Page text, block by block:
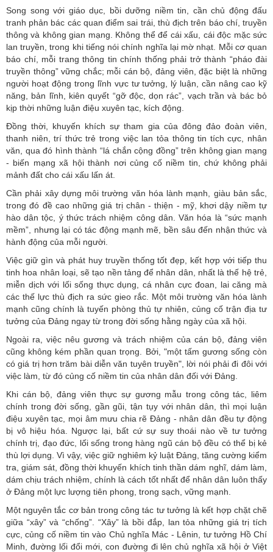
Song song với giáo dục, bồi dưỡng niềm tin, cần chủ động đấu
tranh phản bác các quan điểm sai trái, thù địch trên báo chí, truyền
thông và không gian mạng. Không thể để cái xấu, cái độc mặc sức
lan truyền, trong khi tiếng nói chính nghĩa lại mờ nhạt. Mỗi cơ quan
báo chí, mỗi trang thông tin chính thống phải trở thành “pháo đài
truyền thông” vững chắc; mỗi cán bộ, đảng viên, đặc biệt là những
người hoạt động trong lĩnh vực tư tưởng, lý luận, cần nâng cao kỹ
năng, bản lĩnh, kiên quyết “gỡ độc, dọn rác”, vạch trần và bác bỏ
kịp thời những luận điệu xuyên tạc, kích động.
Đồng thời, khuyến khích sự tham gia của đông đảo đoàn viên,
thanh niên, trí thức trẻ trong việc lan tỏa thông tin tích cực, nhân
văn, qua đó hình thành “lá chắn cộng đồng” trên không gian mạng
- biến mạng xã hội thành nơi củng cố niềm tin, chứ không phải
mảnh đất cho cái xấu lấn át.
Cần phải xây dựng môi trường văn hóa lành mạnh, giàu bản sắc,
trong đó đề cao những giá trị chân - thiện - mỹ, khơi dậy niềm tự
hào dân tộc, ý thức trách nhiệm công dân. Văn hóa là “sức mạnh
mềm”, nhưng lại có tác động mạnh mẽ, bền sâu đến nhận thức và
hành động của mỗi người.
Việc giữ gìn và phát huy truyền thống tốt đẹp, kết hợp với tiếp thu
tinh hoa nhân loại, sẽ tạo nền tảng để nhân dân, nhất là thế hệ trẻ,
miễn dịch với lối sống thực dụng, cá nhân cực đoan, lai căng mà
các thế lực thù địch ra sức gieo rắc. Một môi trường văn hóa lành
mạnh cũng chính là tuyến phòng thủ tự nhiên, củng cố trận địa tư
tưởng của Đảng ngay từ trong đời sống hằng ngày của xã hội.
Ngoài ra, việc nêu gương và trách nhiệm của cán bộ, đảng viên
cũng không kém phần quan trọng. Bởi, "một tấm gương sống còn
có giá trị hơn trăm bài diễn văn tuyên truyền", lời nói phải đi đôi với
việc làm, từ đó củng cố niềm tin của nhân dân đối với Đảng.
Khi cán bộ, đảng viên thực sự gương mẫu trong công tác, liêm
chính trong đời sống, gần gũi, tận tụy với nhân dân, thì mọi luận
điệu xuyên tạc, mọi âm mưu chia rẽ Đảng - nhân dân đều tự động
bị vô hiệu hóa. Ngược lại, bất cứ sự suy thoái nào về tư tưởng
chính trị, đạo đức, lối sống trong hàng ngũ cán bộ đều có thể bị kẻ
thù lợi dụng. Vì vậy, việc giữ nghiêm kỷ luật Đảng, tăng cường kiểm
tra, giám sát, đồng thời khuyến khích tinh thần dám nghĩ, dám làm,
dám chịu trách nhiệm, chính là cách tốt nhất để nhân dân luôn thấy
ở Đảng một lực lượng tiên phong, trong sạch, vững mạnh.
Một nguyên tắc cơ bản trong công tác tư tưởng là kết hợp chặt chẽ
giữa “xây” và “chống”. “Xây” là bồi đắp, lan tỏa những giá trị tích
cực, củng cố niềm tin vào Chủ nghĩa Mác - Lênin, tư tưởng Hồ Chí
Minh, đường lối đổi mới, con đường đi lên chủ nghĩa xã hội ở Việt